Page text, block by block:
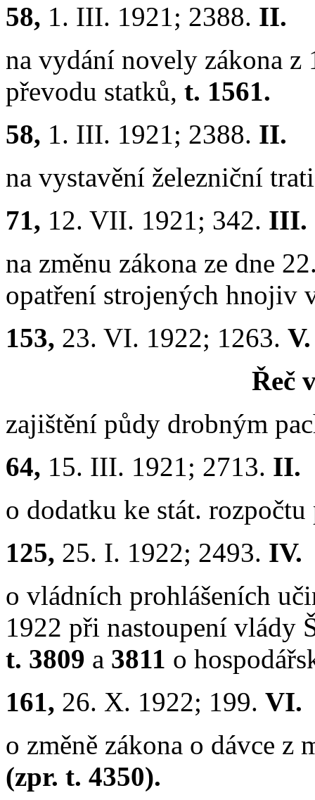
58, 1. III. 1921; 2388. II.
na vydání novely zákona
převodu statků, t. 1561.
58, 1. III. 1921; 2388. II.
na vystavění železniční
71, 12. VII. 1921; 342. III.
na změnu zákona ze dne
opatření strojených hnojiv
153, 23. VI. 1922; 1263. V.
Řeč
zajištění půdy drobným
64, 15. III. 1921; 2713. II.
o dodatku ke stát.
125, 25. I. 1922; 2493. IV.
o vládních prohlášeních
1922 při nastoupení vlády
t. 3809 a 3811 o
161, 26. X. 1922; 199. VI.
o změně zákona o dávce z
(zpr. t. 4350).